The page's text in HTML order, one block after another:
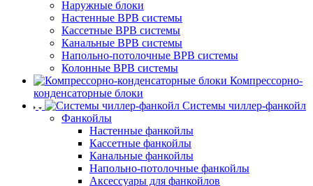
Наружные блоки
Настенные ВРВ системы
Кассетные ВРВ системы
Канальные ВРВ системы
Напольно-потолочные ВРВ системы
Колонные ВРВ системы
Компрессорно-
конденсаторные блоки
Системы чиллер-фанкойл
Фанкойлы
Настенные фанкойлы
Кассетные фанкойлы
Канальные фанкойлы
Напольно-потолочные фанкойлы
Аксессуары для фанкойлов